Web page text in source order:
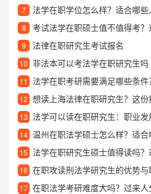
7 法学在职学位怎么样？适合哪些人报考？一文
8 考试法学在职硕士值不值得考？适
9 法律在职研究生考试报名
10 非法本可以考法学在职研究生吗
11 法学在职考研需要满足哪些条件？
12 想读上海法律在职研究生？这
13 法学可以读在职研究生：职业
14 温州在职法学硕士怎么样？适合
15 法学在职研究生硕士值得读吗？过来
16 在职攻读刑法学研究生的优势
17 在职法学考研难度大吗？过来